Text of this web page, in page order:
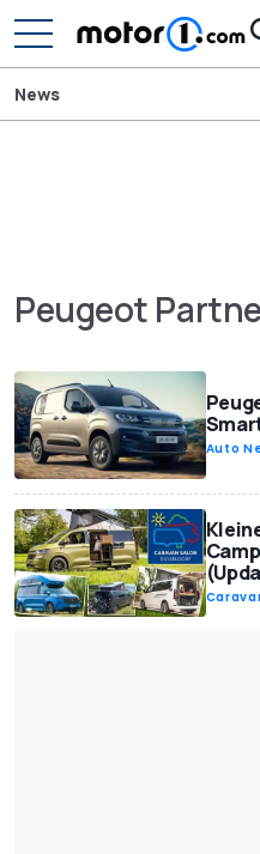
News
Peugeot
Auto